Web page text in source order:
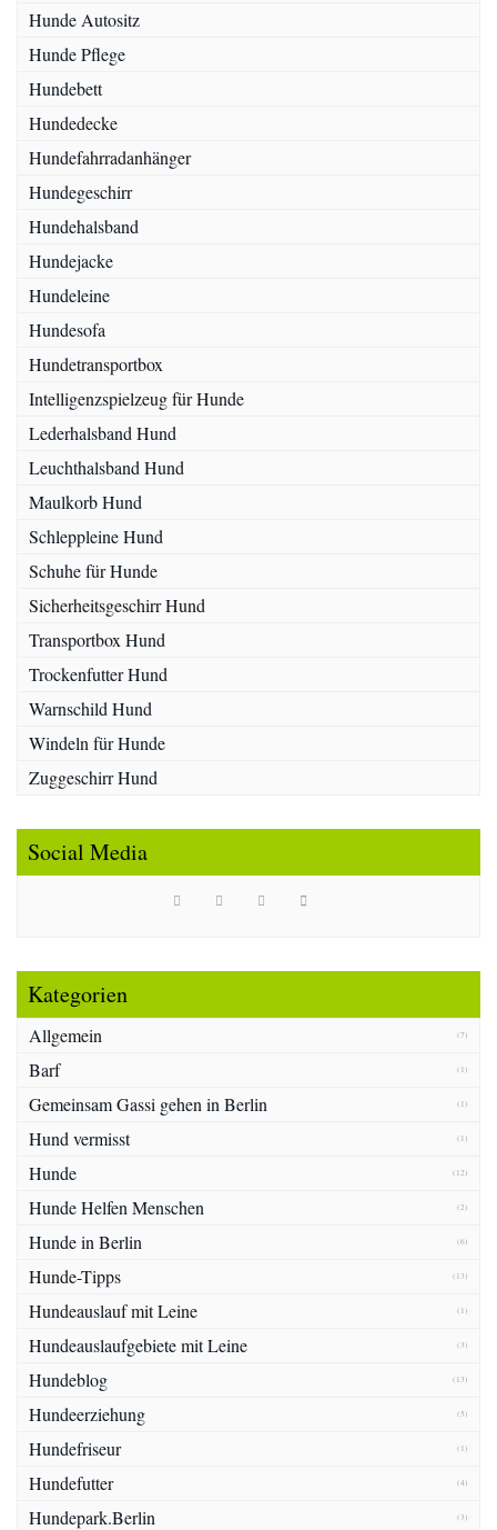
Hunde Autositz
Hunde Pflege
Hundebett
Hundedecke
Hundefahrradanhänger
Hundegeschirr
Hundehalsband
Hundejacke
Hundeleine
Hundesofa
Hundetransportbox
Intelligenzspielzeug für Hunde
Lederhalsband Hund
Leuchthalsband Hund
Maulkorb Hund
Schleppleine Hund
Schuhe für Hunde
Sicherheitsgeschirr Hund
Transportbox Hund
Trockenfutter Hund
Warnschild Hund
Windeln für Hunde
Zuggeschirr Hund
Social Media
Kategorien
Allgemein (7)
Barf (1)
Gemeinsam Gassi gehen in Berlin (1)
Hund vermisst (1)
Hunde (12)
Hunde Helfen Menschen (2)
Hunde in Berlin (6)
Hunde-Tipps (13)
Hundeauslauf mit Leine (1)
Hundeauslaufgebiete mit Leine (3)
Hundeblog (13)
Hundeerziehung (5)
Hundefriseur (1)
Hundefutter (4)
Hundepark.Berlin (3)